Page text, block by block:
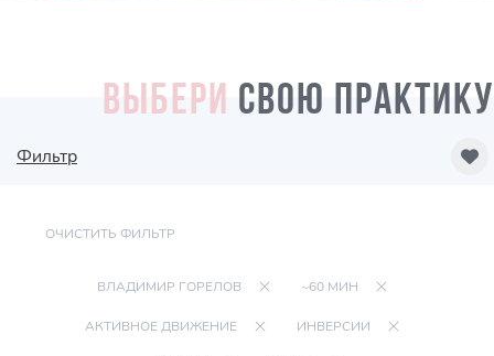
ВЫБЕРИ СВОЮ ПРАКТИКУ
Фильтр
ОЧИСТИТЬ ФИЛЬТР
ВЛАДИМИР ГОРЕЛОВ ~60 МИН
АКТИВНОЕ ДВИЖЕНИЕ ИНВЕРСИИ